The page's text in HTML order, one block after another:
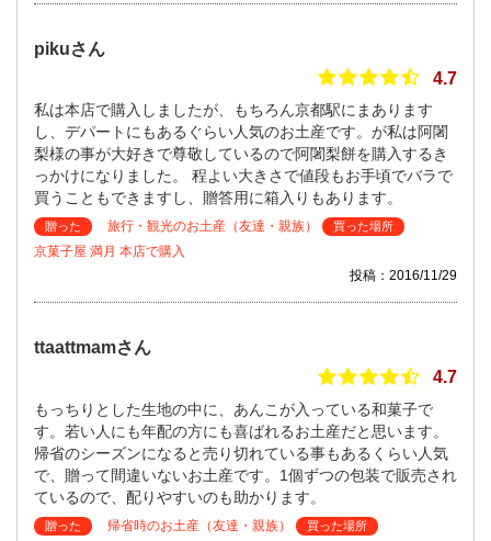
pikuさん
4.7
私は本店で購入しましたが、もちろん京都駅にまあります
し、デパートにもあるぐらい人気のお土産です。が私は阿闍
梨様の事が大好きで尊敬しているので阿闍梨餅を購入するき
っかけになりました。 程よい大きさで値段もお手頃でバラで
買うこともできますし、贈答用に箱入りもあります。
贈った 旅行・観光のお土産（友達・親族） 買った場所
京菓子屋 満月 本店で購入
投稿：2016/11/29
ttaattmamさん
4.7
もっちりとした生地の中に、あんこが入っている和菓子で
す。若い人にも年配の方にも喜ばれるお土産だと思います。
帰省のシーズンになると売り切れている事もあるくらい人気
で、贈って間違いないお土産です。1個ずつの包装で販売され
ているので、配りやすいのも助かります。
贈った 帰省時のお土産（友達・親族） 買った場所